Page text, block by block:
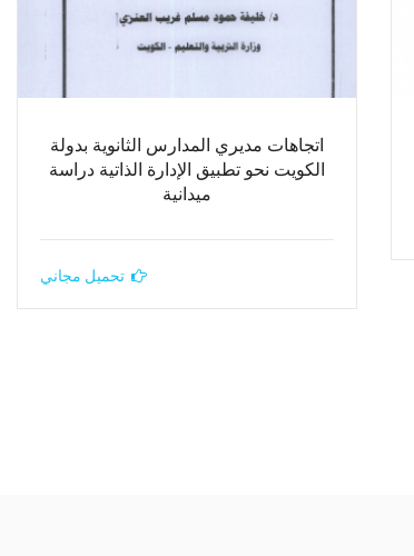
اتجاهات مديري المدارس الثانوية بدولة
الكويت نحو تطبيق الإدارة الذاتية دراسة
ميدانية
تحميل مجاني